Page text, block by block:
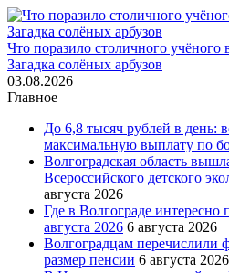
Что поразило столичного
Загадка солёных арбузов
03.08.2026
Главное
До 6,8 тысяч рублей в день:
максимальную выплату по
Волгоградская область
Всероссийского детского
августа 2026
Где в Волгограде
августа 2026 6 августа 2026
Волгоградцам
размер пенсии 6 августа 2026